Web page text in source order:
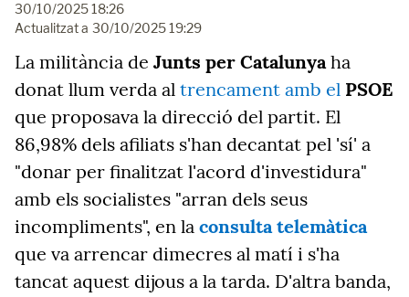
30/10/2025 18:26
Actualitzat a 30/10/2025 19:29
La militància de Junts per Catalunyaha
donat llum verda al trencament amb el PSOE
que proposava la direcció del partit. El
86,98% dels afiliats s'han decantat pel 'sí' a
"donar per finalitzat l'acord d'investidura"
amb els socialistes "arran dels seus
incompliments", en la consulta telemàtica
que va arrencar dimecres al matí i s'ha
tancat aquest dijous a la tarda. D'altra banda,